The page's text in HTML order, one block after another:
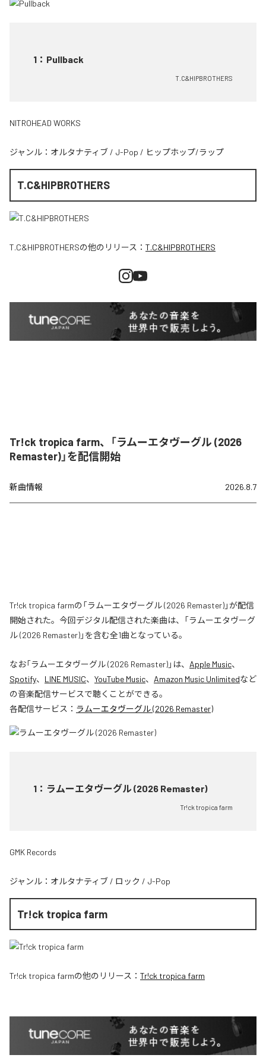
1 ： Pullback
T.C&HIPBROTHERS
NITROHEAD WORKS
ジャンル： オルタナティブ / J-Pop / ヒップホップ/ラップ
T.C&HIPBROTHERS
T.C&HIPBROTHERSの他のリリース： T.C&HIPBROTHERS
Tr!ck tropica farm、「ラムーエタヴーグル (2026
Remaster)」を配信開始
新曲情報 2026.8.7
Tr!ck tropica farmの「ラムーエタヴーグル (2026 Remaster)」が配信
開始された。今回デジタル配信された楽曲は、「ラムーエタヴーグ
ル (2026 Remaster)」を含む全1曲となっている。
なお「ラムーエタヴーグル (2026 Remaster)」は、 Apple Music、
Spotify、 LINE MUSIC、 YouTube Music、 Amazon Music Unlimitedなど
の音楽配信サービスで聴くことができる。
各配信サービス： ラムーエタヴーグル (2026 Remaster)
1 ： ラムーエタヴーグル (2026 Remaster)
Tr!ck tropica farm
GMK Records
ジャンル： オルタナティブ / ロック / J-Pop
Tr!ck tropica farm
Tr!ck tropica farmの他のリリース： Tr!ck tropica farm